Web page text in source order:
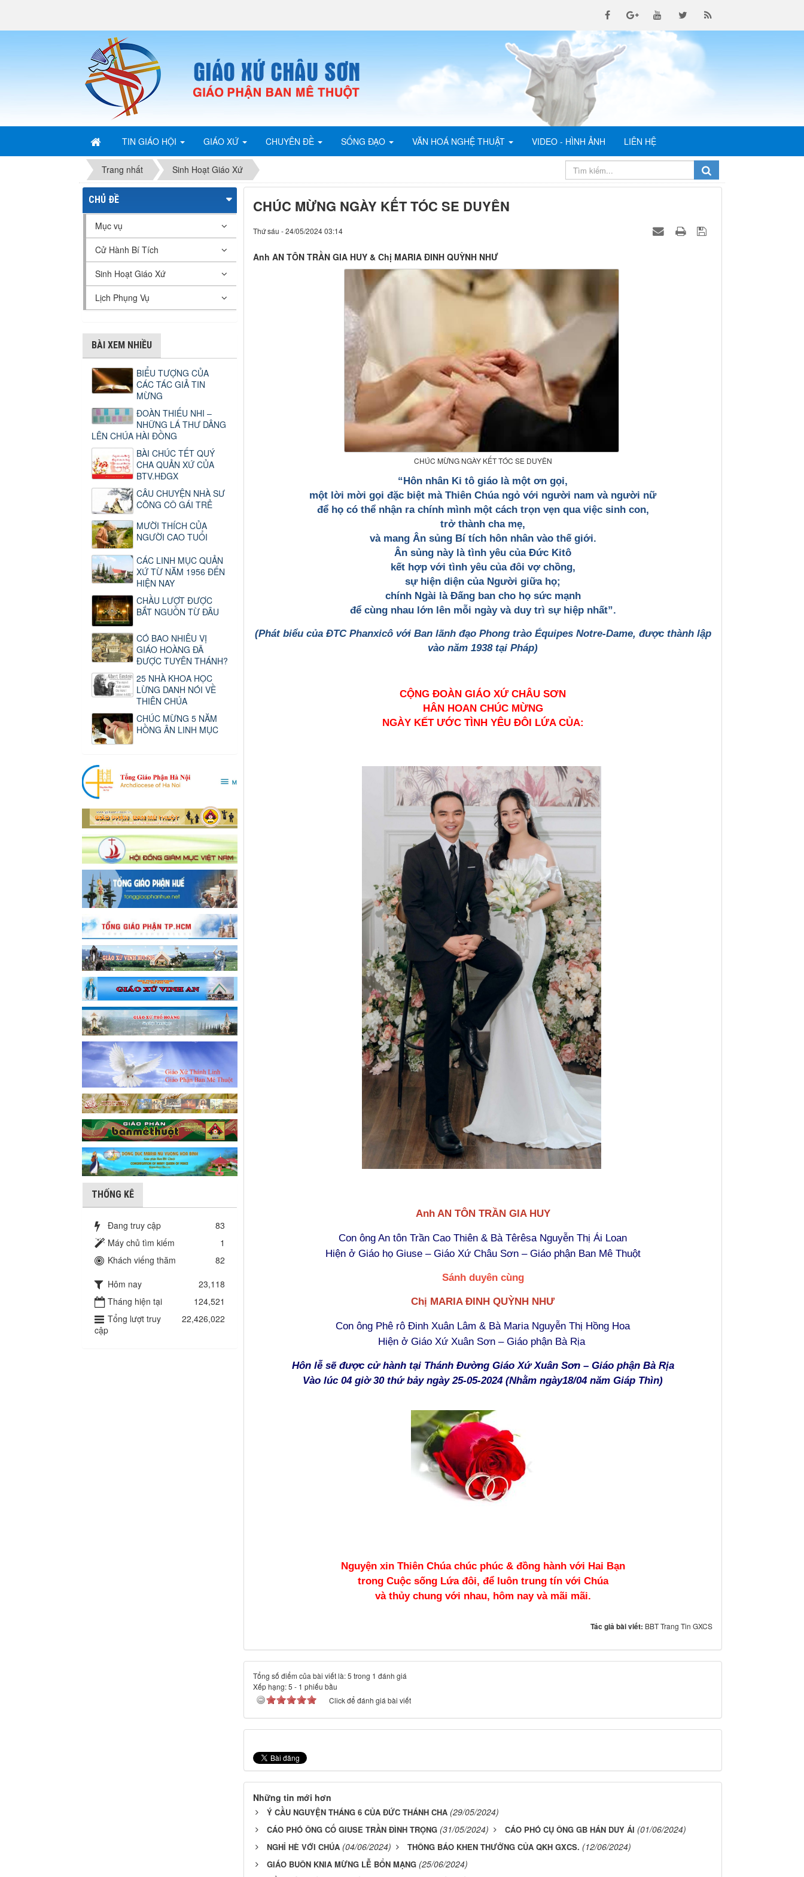
TIN GIÁO HỘI GIÁO XỨ CHUYÊN ĐỀ SỐNG ĐẠO VĂN HOÁ NGHỆ THUẬT VIDEO - HÌNH ẢNH LIÊN HỆ
Trang nhất Sinh Hoạt Giáo Xứ
CHÚC MỪNG NGÀY KẾT TÓC SE DUYÊN
Thứ sáu - 24/05/2024 03:14
Anh AN TÔN TRẦN GIA HUY & Chị MARIA ĐINH QUỲNH NHƯ
CHÚC MỪNG NGÀY KẾT TÓC SE DUYÊN
“Hôn nhân Ki tô giáo là một ơn gọi,
một lời mời gọi đặc biệt mà Thiên Chúa ngỏ với người nam và người nữ
để họ có thể nhận ra chính mình một cách trọn vẹn qua việc sinh con,
trở thành cha mẹ,
và mang Ân sủng Bí tích hôn nhân vào thế giới.
Ân sủng này là tình yêu của Đức Kitô
kết hợp với tình yêu của đôi vợ chồng,
sự hiện diện của Người giữa họ;
chính Ngài là Đấng ban cho họ sức mạnh
để cùng nhau lớn lên mỗi ngày và duy trì sự hiệp nhất”.
(Phát biểu của ĐTC Phanxicô với Ban lãnh đạo Phong trào Équipes Notre-Dame, được thành lập
vào năm 1938 tại Pháp)
CỘNG ĐOÀN GIÁO XỨ CHÂU SƠN
HÂN HOAN CHÚC MỪNG
NGÀY KẾT ƯỚC TÌNH YÊU ĐÔI LỨA CỦA:
Anh AN TÔN TRẦN GIA HUY
Con ông An tôn Trần Cao Thiên & Bà Têrêsa Nguyễn Thị Ái Loan
Hiện ở Giáo họ Giuse – Giáo Xứ Châu Sơn – Giáo phận Ban Mê Thuột
Sánh duyên cùng
Chị MARIA ĐINH QUỲNH NHƯ
Con ông Phê rô Đinh Xuân Lâm & Bà Maria Nguyễn Thị Hồng Hoa
Hiện ở Giáo Xứ XuânSơn – Giáo phận Bà Rịa
Hôn lễ sẽ được cử hành tại Thánh Đường Giáo XứXuânSơn – Giáo phận Bà Rịa
Vào lúc 04 giờ 30 thứbảyngày 25-05-2024 (Nhằm ngày18/04 năm Giáp Thìn)
Nguyện xin Thiên Chúa chúc phúc & đồng hành với Hai Bạn
trong Cuộc sống Lứa đôi, để luôn trung tín với Chúa
và thủy chung với nhau, hôm nay và mãi mãi.
Tác giả bài viết: BBT Trang Tin GXCS
Tổng số điểm của bài viết là: 5 trong 1 đánh giá
Xếp hạng:5 - 1 phiếu bầu
Click để đánh giá bài viết
Những tin mới hơn
Ý CẦU NGUYỆN THÁNG 6 CỦA ĐỨC THÁNH CHA (29/05/2024)
CÁO PHÓ ÔNG CỐ GIUSE TRẦN ĐÌNH TRỌNG (31/05/2024) CÁO PHÓ CỤ ÔNG GB HÁN DUY ÁI (01/06/2024)
NGHỈ HÈ VỚI CHÚA (04/06/2024) THÔNG BÁO KHEN THƯỞNG CỦA QKH GXCS. (12/06/2024)
GIÁO BUÔN KNIA MỪNG LỄ BỔN MẠNG (25/06/2024)
CHỦ ĐỀ
Mục vụ
Cử Hành Bí Tích
Sinh Hoạt Giáo Xứ
Lịch Phụng Vụ
BÀI XEM NHIỀU
BIỂU TƯỢNG CỦA
CÁC TÁC GIẢ TIN
MỪNG
ĐOÀN THIẾU NHI –
NHỮNG LÁ THƯ DÂNG
LÊN CHÚA HÀI ĐỒNG
BÀI CHÚC TẾT QUÝ
CHA QUẢN XỨ CỦA
BTV.HĐGX
CÂU CHUYỆN NHÀ SƯ
CÕNG CÔ GÁI TRẺ
MƯỜI THÍCH CỦA
NGƯỜI CAO TUỔI
CÁC LINH MỤC QUẢN
XỨ TỪ NĂM 1956 ĐẾN
HIỆN NAY
CHẦU LƯỢT ĐƯỢC
BẮT NGUỒN TỪ ĐÂU
CÓ BAO NHIÊU VỊ
GIÁO HOÀNG ĐÃ
ĐƯỢC TUYÊN THÁNH?
25 NHÀ KHOA HỌC
LỪNG DANH NÓI VỀ
THIÊN CHÚA
CHÚC MỪNG 5 NĂM
HỒNG ÂN LINH MỤC
THỐNG KÊ
Đang truy cập
83
Máy chủ tìm kiếm
1
Khách viếng thăm
82
Hôm nay
23,118
Tháng hiện tại
124,521
Tổng lượt truy
cập
22,426,022